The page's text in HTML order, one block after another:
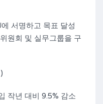
서명하고 목표 달성
원회 및 실무그룹을 구
작년 대비 9.5% 감소